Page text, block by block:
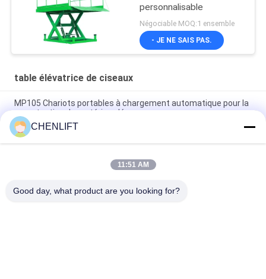
personnalisable
Négociable MOQ:1 ensemble
- JE NE SAIS PAS.
table élévatrice de ciseaux
MP105 Chariots portables à chargement automatique pour la
manutention de matériaux légers
Chargeur à levier de table de levage de chargement à palette
de 1110 mm pour 2000 kg
Solution de levage solide et durable à ciseaux simples
CHENLIFT
11:51 AM
Good day, what product are you looking for?